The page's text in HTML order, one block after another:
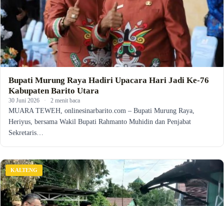
Bupati Murung Raya Hadiri Upacara Hari Jadi Ke-76
Kabupaten Barito Utara
30 Juni 2026 · 2 menit baca
MUARA TEWEH, onlinesinarbarito.com – Bupati Murung Raya,
Heriyus, bersama Wakil Bupati Rahmanto Muhidin dan Penjabat
Sekretaris…
KALTENG